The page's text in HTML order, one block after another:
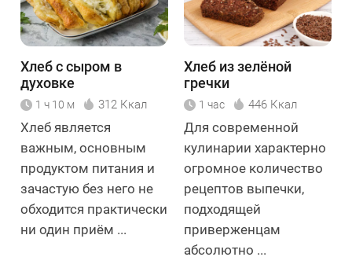
Хлеб с сыром в
духовке
1 ч 10 м 312 Ккал
Хлеб является
важным, основным
продуктом питания и
зачастую без него не
обходится практически
ни один приём ...
Хлеб из зелёной
гречки
1 час 446 Ккал
Для современной
кулинарии характерно
огромное количество
рецептов выпечки,
подходящей
приверженцам
абсолютно ...